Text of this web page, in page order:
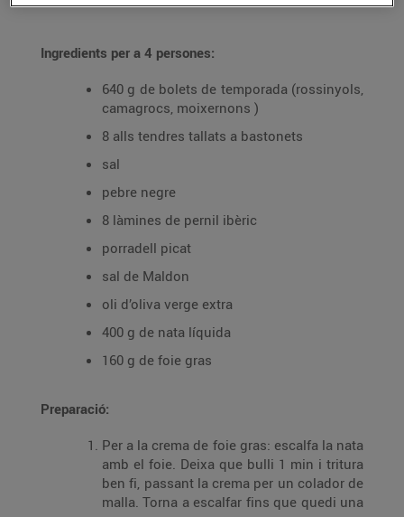
Ingredients per a 4 persones:
640 g de bolets de temporada (rossinyols,
camagrocs, moixernons )
8 alls tendres tallats a bastonets
sal
pebre negre
8 làmines de pernil ibèric
porradell picat
sal de Maldon
oli d’oliva verge extra
400 g de nata líquida
160 g de foie gras
Preparació:
Per a la crema de foie gras: escalfa la nata
amb el foie. Deixa que bulli 1 min i tritura
ben fi, passant la crema per un colador de
malla. Torna a escalfar fins que quedi una